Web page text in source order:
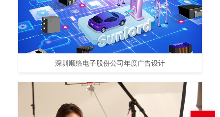
深圳顺络电子股份公司年度广告设计